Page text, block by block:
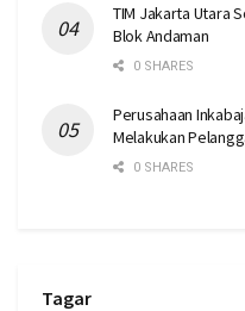
TIM Jakarta Utara
Blok Andaman
0 SHARES
Perusahaan
Melakukan
0 SHARES
Tagar